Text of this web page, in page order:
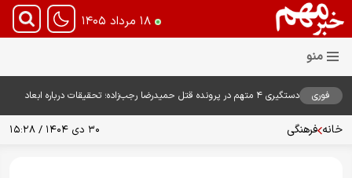
۱۸ مرداد ۱۴۰۵
فوری
دستگیری ۴ متهم در پرونده قتل حمیدرضا رجب‌زاده؛ تحقیقات درباره ابعاد
خانه فرهنگی ۳۰ دی ۱۴۰۴ / ۱۵:۲۸